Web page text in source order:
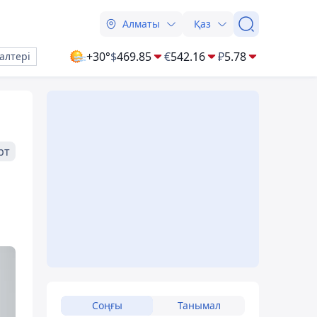
Алматы Қаз
+30°$469.85 €542.16 ₽5.78
Соңғы Танымал